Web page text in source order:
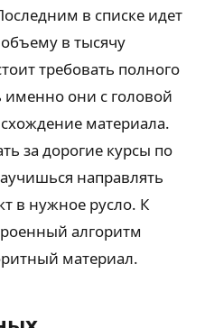
в списке идет
в тысячу
требовать полного
именно они с головой
материала.
за дорогие курсы по
направлять
в нужное русло. К
алгоритм
материал.